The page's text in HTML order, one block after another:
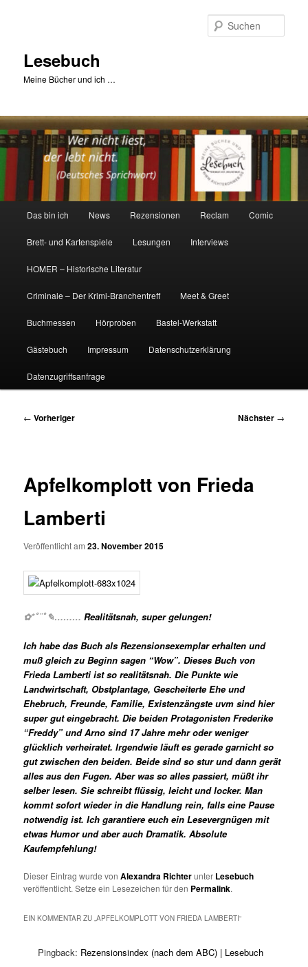
Lesebuch
Meine Bücher und ich …
Das bin ich News Rezensionen Reclam Comic
Brett- und Kartenspiele Lesungen Interviews
HOMER – Historische Literatur
Criminale – Der Krimi-Branchentreff Meet & Greet
Buchmessen Hörproben Bastel-Werkstatt
Gästebuch Impressum Datenschutzerklärung
Datenzugriffsanfrage
Beitragsnavigation
← Vorheriger Nächster →
Apfelkomplott von Frieda
Lamberti
Veröffentlicht am23. November 2015
✿*ﾟ¨ﾟ✎……… Realitätsnah, super gelungen!
Ich habe das Buch als Rezensionsexemplar erhalten und
muß gleich zu Beginn sagen “Wow”. Dieses Buch von
Frieda Lamberti ist so realitätsnah. Die Punkte wie
Landwirtschaft, Obstplantage, Gescheiterte Ehe und
Ehebruch, Freunde, Familie, Existenzängste uvm sind hier
super gut eingebracht. Die beiden Protagonisten Frederike
“Freddy” und Arno sind 17 Jahre mehr oder weniger
glücklich verheiratet. Irgendwie läuft es gerade garnicht so
gut zwischen den beiden. Beide sind so stur und dann gerät
alles aus den Fugen. Aber was so alles passiert, müßt ihr
selber lesen. Sie schreibt flüssig, leicht und locker. Man
kommt sofort wieder in die Handlung rein, falls eine Pause
notwendig ist. Ich garantiere euch ein Lesevergnügen mit
etwas Humor und aber auch Dramatik. Absolute
Kaufempfehlung!
Dieser Eintrag wurde vonAlexandra Richterunter Lesebuch
veröffentlicht. Setze ein Lesezeichen für den Permalink.
EIN KOMMENTAR ZU „APFELKOMPLOTT VON FRIEDA LAMBERTI“
Pingback: Rezensionsindex (nach dem ABC) | Lesebuch